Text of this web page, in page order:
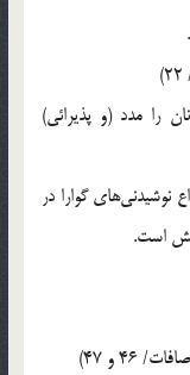
را مدد (و پذيرائي)
نوشيدني‌هاي گوارا در
است.
و 47)